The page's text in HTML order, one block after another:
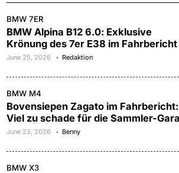
BMW 7ER
BMW Alpina B12 6.0: Exklusive
Krönung des 7er E38 im Fahrbericht
June 25, 2026 Redaktion
BMW M4
Bovensiepen Zagato im Fahrbericht:
Viel zu schade für die Sammler-
June 23, 2026 Benny
BMW X3